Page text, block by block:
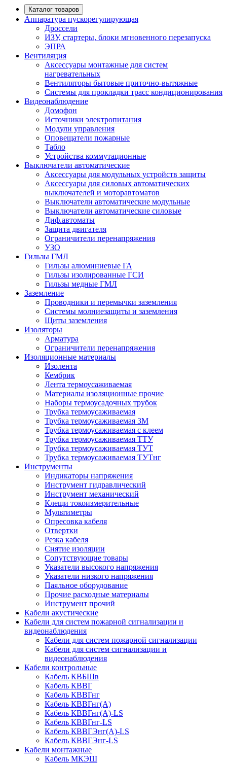
Каталог товаров
Аппаратура пускорегулирующая
Дроссели
ИЗУ, стартеры, блоки мгновенного перезапуска
ЭПРА
Вентиляция
Аксессуары монтажные для систем
нагревательных
Вентиляторы бытовые приточно-вытяжные
Системы для прокладки трасс кондиционирования
Видеонаблюдение
Домофон
Источники электропитания
Модули управления
Оповещатели пожарные
Табло
Устройства коммутационные
Выключатели автоматические
Аксессуары для модульных устройств защиты
Аксессуары для силовых автоматических
выключателей и моторавтоматов
Выключатели автоматические модульные
Выключатели автоматические силовые
Диф.автоматы
Защита двигателя
Ограничители перенапряжения
УЗО
Гильзы ГМЛ
Гильзы алюминиевые ГА
Гильзы изолированные ГСИ
Гильзы медные ГМЛ
Заземление
Проводники и перемычки заземления
Системы молниезащиты и заземления
Щиты заземления
Изоляторы
Арматура
Ограничители перенапряжения
Изоляционные материалы
Изолента
Кембрик
Лента термоусаживаемая
Материалы изоляционные прочие
Наборы термоусадочных трубок
Трубка термоусаживаемая
Трубка термоусаживаемая 3М
Трубка термоусаживаемая с клеем
Трубка термоусаживаемая ТТУ
Трубка термоусаживаемая ТУТ
Трубка термоусаживаемая ТУТнг
Инструменты
Индикаторы напряжения
Инструмент гидравлический
Инструмент механический
Клещи токоизмерительные
Мультиметры
Опресовка кабеля
Отвертки
Резка кабеля
Снятие изоляции
Сопутствующие товары
Указатели высокого напряжения
Указатели низкого напряжения
Паяльное оборудование
Прочие расходные материалы
Инструмент прочий
Кабели акустические
Кабели для систем пожарной сигнализации и
видеонаблюдения
Кабели для систем пожарной сигнализации
Кабели для систем сигнализации и
видеонаблюдения
Кабели контрольные
Кабель КВБШв
Кабель КВВГ
Кабель КВВГнг
Кабель КВВГнг(А)
Кабель КВВГнг(А)-LS
Кабель КВВГнг-LS
Кабель КВВГЭнг(А)-LS
Кабель КВВГЭнг-LS
Кабели монтажные
Кабель МКЭШ